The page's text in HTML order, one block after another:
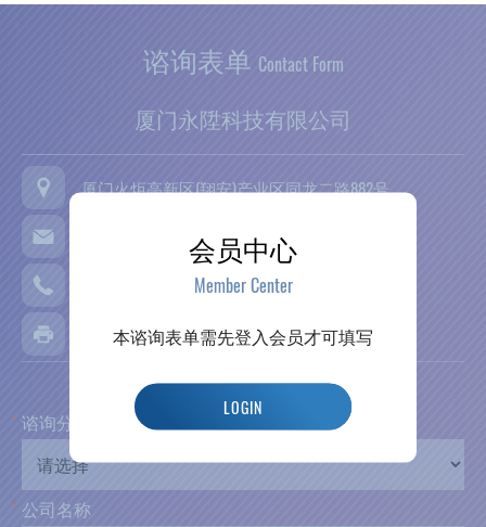
会员中心
Member Center
本谘询表单需先登入会员才可填写
LOGIN
谘询表单 Contact Form
厦门永陞科技有限公司
厦门火炬高新区(翔安)产业区同龙二路882号
sales@fatek.com.cn tec@fatek.com.cn
0592-7267311
*谘询分
*公司名称